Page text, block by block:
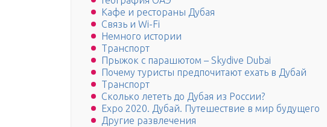
Кафе и рестораны Дубая
Связь и Wi-Fi
Немного истории
Транспорт
Прыжок с парашютом – Skydive Dubai
Почему туристы предпочитают ехать в Дубай
Транспорт
Сколько лететь до Дубая из России?
Expо 2020. Дубай. Путешествие в мир будущего
Другие развлечения